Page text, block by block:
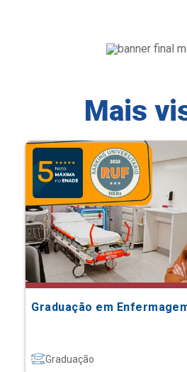
Mais
Graduação em
Graduação